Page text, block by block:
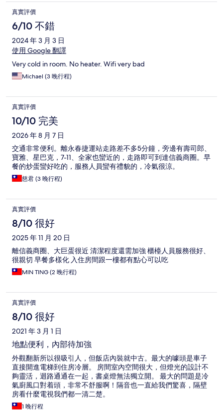
た。 ありがとうございました！
真實評價
6/10 不錯
2024 年 3 月 3 日
使用 Google 翻譯
Very cold in room. No heater. Wifi very bad
Michael (3 晚行程)
真實評價
10/10 完美
2026 年 8 月 7 日
交通非常便利。離永春捷運站走路差不多5分鐘，旁邊有壽司郎、
寶雅、星巴克，7-11、全家也蠻近的，走路即可到達信義商圈。早
餐的炒蛋蠻好吃的，服務人員蠻有禮貌的，冷氣很涼。
慈君 (3 晚行程)
真實評價
8/10 很好
2025 年 11 月 20 日
離信義商圈、大巨蛋很近 清潔程度還需加強 櫃檯人員服務很好、
很親切 早餐多樣化 入住房間跟一樓都有點心可以吃
MIN TING (2 晚行程)
真實評價
8/10 很好
2021 年 3 月 1 日
地點便利，內部待加強
外觀翻新所以很吸引人，但飯店內裝就中古。最大的噱頭是車子
直接開進電梯到住房冷層。 房間室內空間很大，但燈光的設計不
夠靈活，迴路通通在一起，書桌燈無法獨立開。 最大的問題是冷
氣廚風口對着頭，非常不舒服啊！隔音也一直給我們驚喜，隔壁
房看什麼電視我們都一清二楚。
1 晚行程